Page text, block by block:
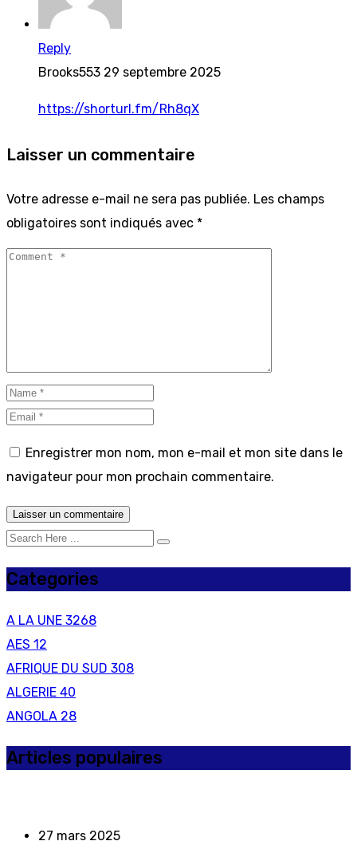
Reply
Brooks553 29 septembre 2025
https://shorturl.fm/Rh8qX
Laisser un commentaire
Votre adresse e-mail ne sera pas publiée. Les champs
obligatoires sont indiqués avec *
Enregistrer mon nom, mon e-mail et mon site dans le
navigateur pour mon prochain commentaire.
Categories
A LA UNE 3268
AES 12
AFRIQUE DU SUD 308
ALGERIE 40
ANGOLA 28
Articles populaires
27 mars 2025